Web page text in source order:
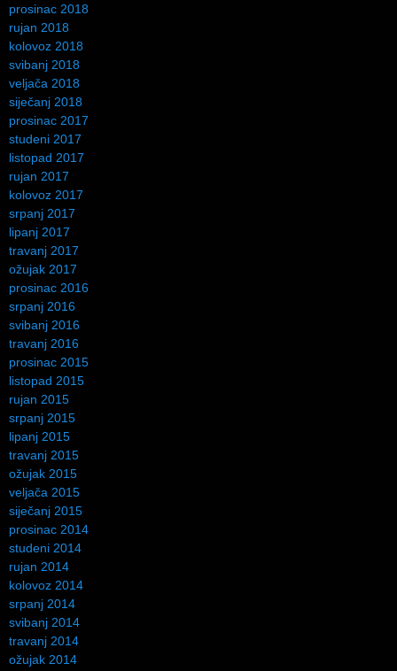
prosinac 2018
rujan 2018
kolovoz 2018
svibanj 2018
veljača 2018
siječanj 2018
prosinac 2017
studeni 2017
listopad 2017
rujan 2017
kolovoz 2017
srpanj 2017
lipanj 2017
travanj 2017
ožujak 2017
prosinac 2016
srpanj 2016
svibanj 2016
travanj 2016
prosinac 2015
listopad 2015
rujan 2015
srpanj 2015
lipanj 2015
travanj 2015
ožujak 2015
veljača 2015
siječanj 2015
prosinac 2014
studeni 2014
rujan 2014
kolovoz 2014
srpanj 2014
svibanj 2014
travanj 2014
ožujak 2014